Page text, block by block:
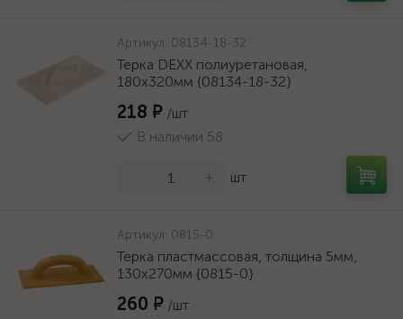
Артикул: 08134-18-32
Терка DEXX полиуретановая,
180x320мм {08134-18-32}
218 ₽ /шт
В наличии 58
+ шт
Артикул: 0815-0
Терка пластмассовая, толщина 5мм,
130х270мм {0815-0}
260 ₽ /шт